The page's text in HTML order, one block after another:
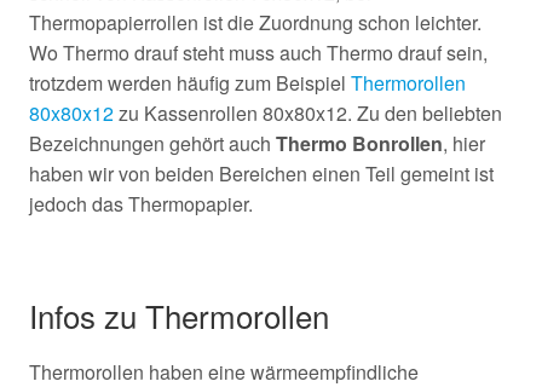
Thermopapierrollen ist die Zuordnung schon leichter.
Wo Thermo drauf steht muss auch Thermo drauf sein,
trotzdem werden häufig zum Beispiel Thermorollen
80x80x12zu Kassenrollen 80x80x12. Zu den beliebten
Bezeichnungen gehört auch Thermo Bonrollen, hier
haben wir von beiden Bereichen einen Teil gemeint ist
jedoch das Thermopapier.
Infos zu Thermorollen
Thermorollen haben eine wärmeempfindliche